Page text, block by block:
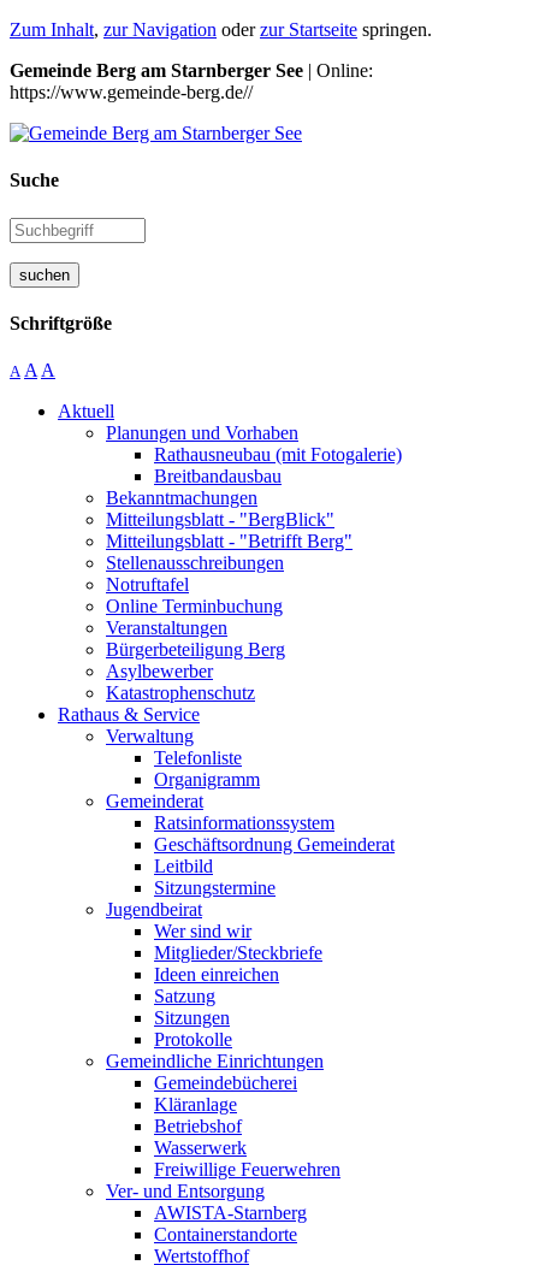
Zum Inhalt, zur Navigation oderzur Startseite springen.
Gemeinde Berg am Starnberger See | Online:
https://www.gemeinde-berg.de//
Suche
suchen
Schriftgröße
A A A
Aktuell
Planungen und Vorhaben
Rathausneubau (mit Fotogalerie)
Breitbandausbau
Bekanntmachungen
Mitteilungsblatt - "BergBlick"
Mitteilungsblatt - "Betrifft Berg"
Stellenausschreibungen
Notruftafel
Online Terminbuchung
Veranstaltungen
Bürgerbeteiligung Berg
Asylbewerber
Katastrophenschutz
Rathaus & Service
Verwaltung
Telefonliste
Organigramm
Gemeinderat
Ratsinformationssystem
Geschäftsordnung Gemeinderat
Leitbild
Sitzungstermine
Jugendbeirat
Wer sind wir
Mitglieder/Steckbriefe
Ideen einreichen
Satzung
Sitzungen
Protokolle
Gemeindliche Einrichtungen
Gemeindebücherei
Kläranlage
Betriebshof
Wasserwerk
Freiwillige Feuerwehren
Ver- und Entsorgung
AWISTA-Starnberg
Containerstandorte
Wertstoffhof